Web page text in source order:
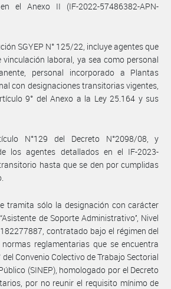
el Anexo II (IF-2022-57486382-APN-
SGYEP N° 125/22, incluye agentes que
laboral, ya sea como personal
personal incorporado a Plantas
con designaciones transitorias vigentes,
9° del Anexo a la Ley 25.164 y sus
N°129 del Decreto N°2098/08, y
los agentes detallados en el IF-2023-
hasta que se den por cumplidas
tramita sólo la designación con carácter
de Soporte Administrativo’’, Nivel
contratado bajo el régimen del
reglamentarias que se encuentra
Convenio Colectivo de Trabajo Sectorial
(SINEP), homologado por el Decreto
por no reunir el requisito mínimo de